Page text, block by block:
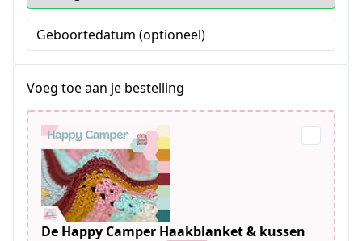
Geboortedatum (optioneel)
Voeg toe aan je bestelling
De Happy Camper Haakblanket & kussen